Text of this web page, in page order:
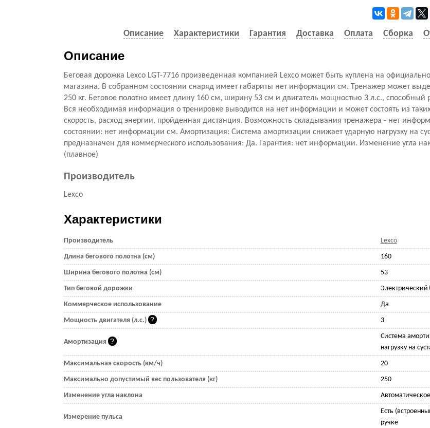
Описание Характеристики Гарантия Доставка Оплата Сборка
Описание
Беговая дорожка Lexco LGT-7716 произведенная компанией Lexco может быть куплена на
магазина. В собранном состоянии снаряд имеет габариты нет информации см. Тренажер может
250 кг. Беговое полотно имеет длину 160 см, ширину 53 см и двигатель мощностью 3 л.с., способный
Вся необходимая информация о тренировке выводится на нет информации и может состоять из
скорость, расход энергии, пройденная дистанция. Возможность складывания тренажера - нет
состоянии: нет информации см. Амортизация: Cистема амортизации снижает ударную нагрузку на
предназначен для коммерческого использования: Да. Гарантия: нет информации. Изменение угла
(плавное)
Производитель
Lexco
Характеристики
Производитель Lexco
Длина бегового полотна (см) 160
Ширина бегового полотна (см) 53
Тип беговой дорожки Электрический
Коммерческое использование Да
Мощность двигателя (л.с.) 3
Амортизация
Cистема
нагрузку на
Максимальная скорость (км/ч) 20
Максимально допустимый вес пользователя (кг) 250
Изменение угла наклона
Измерение пульса
Есть
ручке